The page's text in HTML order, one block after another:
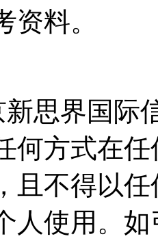
资料。
思界国际
何方式在
且不得以
人使用。